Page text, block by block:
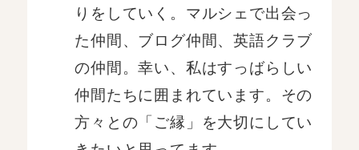
りをしていく。マルシェで出会っ
た仲間、ブログ仲間、英語クラブ
の仲間。幸い、私はすっばらしい
仲間たちに囲まれています。その
方々との「ご縁」を大切にしてい